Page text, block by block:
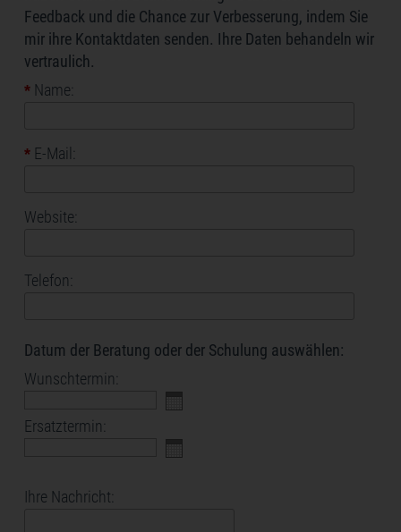
Feedback und die Chance zur Verbesserung, indem Sie
mir ihre Kontaktdaten senden. Ihre Daten behandeln wir
vertraulich.
*Name:
*E-Mail:
Website:
Telefon:
Datum der Beratung oder der Schulung auswählen:
Wunschtermin:
Ersatztermin:
Ihre Nachricht: